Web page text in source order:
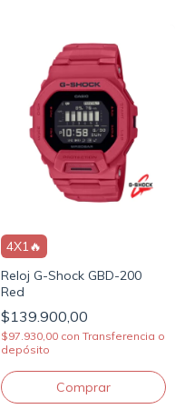
4X1🔥
Reloj G-Shock GBD-200
Red
$139.900,00
$97.930,00 con Transferencia o
depósito